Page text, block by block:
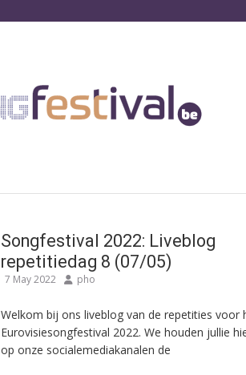
Songfestival 2022: Liveblog
repetitiedag 8 (07/05)
7 May 2022 pho
Welkom bij ons liveblog van de repetities voor
Eurovisiesongfestival 2022. We houden jullie
op onze socialemediakanalen de